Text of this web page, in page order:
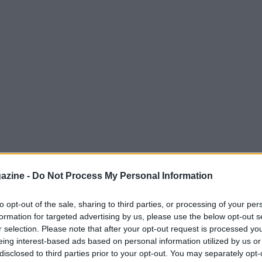
- Do Not Process My Personal Information
opt-out of the sale, sharing to third parties, or processing of your
for targeted advertising by us, please use the below opt-out
selection. Please note that after your opt-out request is processed
interest-based ads based on personal information utilized by us
to third parties prior to your opt-out. You may separately
per spiaggia, parco e
semplice e potente per allenare tutto il
peso. Uncircuito full bodyben
resistenza e mobilità in spazi come